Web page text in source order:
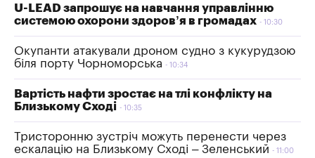
U-LEAD запрошує на навчання управлінню
системою охорони здоров’я в громадах
10:30
Окупанти атакували дроном судно з кукурудзою
біля порту Чорноморська
10:34
Вартість нафти зростає на тлі конфлікту на
Близькому Сході
10:35
Тристоронню зустріч можуть перенести через
ескалацію на Близькому Сході – Зеленський
11:00